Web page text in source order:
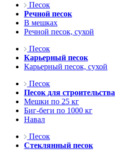
Песок
Речной песок
В мешках
Речной песок, сухой
Песок
Карьерный песок
Карьерный песок, сухой
Песок
Песок для строительства
Мешки по 25 кг
Биг-беги по 1000 кг
Навал
Песок
Стеклянный песок